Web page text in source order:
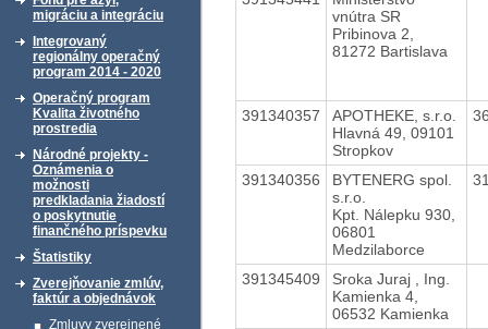
migráciu a integráciu
Integrovaný
regionálny operačný
program 2014 - 2020
Operačný program
Kvalita životného
prostredia
Národné projekty -
Oznámenia o
možnosti
predkladania žiadostí
o poskytnutie
finančného príspevku
Štatistiky
Zverejňovanie zmlúv,
faktúr a objednávok
Zmluvy zverejnené
vnútra SR
Pribinova 2,
81272 Bartislava
391340357
APOTHEKE, s.r.o.
Hlavná 49, 09101
Stropkov
391340356
BYTENERG spol.
s.r.o.
Kpt. Nálepku 930,
06801
Medzilaborce
391345409
Sroka Juraj , Ing.
Kamienka 4,
06532 Kamienka